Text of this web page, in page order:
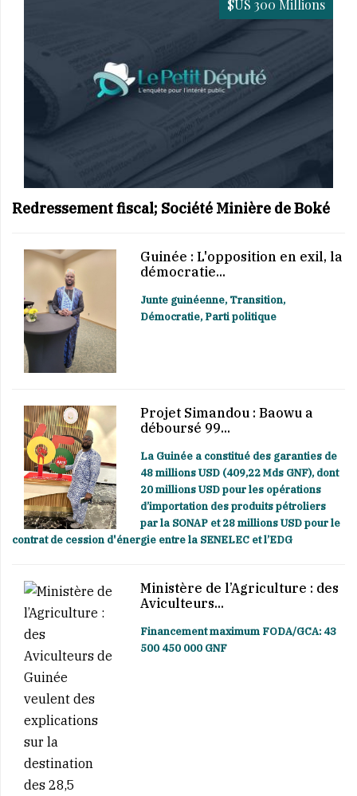
$US 300 Millions
Redressement fiscal; Société Minière de Boké
Guinée : L'opposition en exil, la
démocratie...
Junte guinéenne, Transition,
Démocratie, Parti politique
Projet Simandou : Baowu a
déboursé 99...
La Guinée a constitué des garanties de
48 millions USD (409,22 Mds GNF), dont
20 millions USD pour les opérations
d’importation des produits pétroliers
par la SONAP et 28 millions USD pour le
contrat de cession d'énergie entre la SENELEC et l’EDG
Ministère de l’Agriculture : des
Aviculteurs...
Financement maximum FODA/GCA: 43
500 450 000 GNF